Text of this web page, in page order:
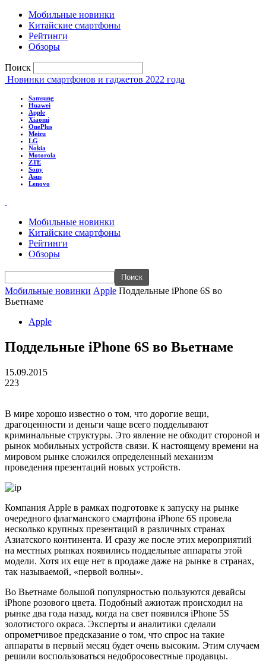
Мобильные новинки
Китайские смартфоны
Рейтинги
Обзоры
Поиск
Новинки смартфонов и гаджетов 2022 года
Samsung
Huawei
Apple
Xiaomi
OnePlus
Meizu
LG
Nokia
Motorola
ZTE
Sony
Asus
Lenovo
Мобильные новинки
Китайские смартфоны
Рейтинги
Обзоры
Мобильные новинки Apple Поддельные iPhone 6S во
Вьетнаме
Apple
Поддельные iPhone 6S во Вьетнаме
15.09.2015
223
В мире хорошо известно о том, что дорогие вещи,
драгоценности и деньги чаще всего подделывают
криминальные структуры. Это явление не обходит стороной и
рынок мобильных устройств связи. К настоящему времени на
мировом рынке сложился определенный механизм
проведения презентаций новых устройств.
Компания Apple в рамках подготовке к запуску на рынке
очередного флагманского смартфона iPhone 6S провела
несколько крупных презентаций в различных странах
Азиатского континента. И сразу же после этих мероприятий
на местных рынках появились поддельные аппараты этой
модели. Хотя их еще нет в продаже даже на рынке в странах,
так называемой, «первой волны».
Во Вьетнаме большой популярностью пользуются девайсы
iPhone розового цвета. Подобный ажиотаж происходил на
рынке два года назад, когда на свет появился iPhone 5S
золотистого окраса. Эксперты и аналитики сделали
опрометчивое предсказание о том, что спрос на такие
аппараты в первый месяц будет очень высоким. Этим случаем
решили воспользоваться недобросовестные продавцы.